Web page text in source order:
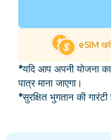
eSIM
*यदि आप अपनी योजना
पात्र माना जाएगा।
*सुरक्षित भुगतान की